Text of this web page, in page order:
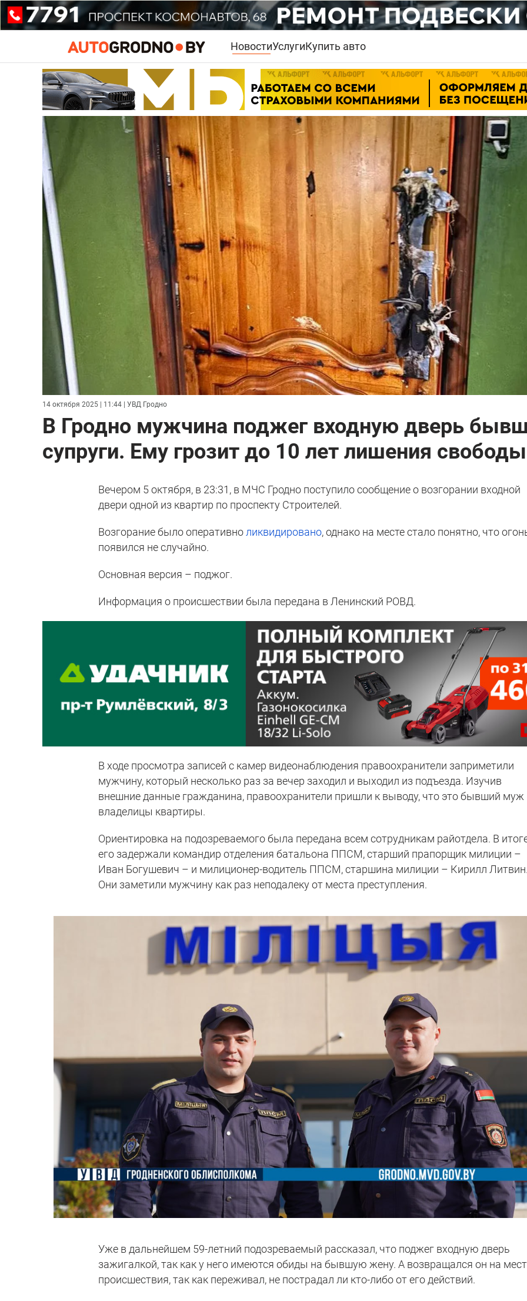
НовостиУслугиКупить авто
14 октября 2025 | 11:44 | УВД Гродно
В Гродно мужчина поджег входную дверь
супруги. Ему грозит до 10 лет лишения свободы
Вечером 5 октября, в 23:31, в МЧС Гродно поступило сообщение о возгорании входной
двери одной из квартир по проспекту Строителей.
Возгорание было оперативно ликвидировано, однако на месте стало понятно, что
появился не случайно.
Основная версия – поджог.
Информация о происшествии была передана в Ленинский РОВД.
В ходе просмотра записей с камер видеонаблюдения правоохранители заприметили
мужчину, который несколько раз за вечер заходил и выходил из подъезда. Изучив
внешние данные гражданина, правоохранители пришли к выводу, что это бывший муж
владелицы квартиры.
Ориентировка на подозреваемого была передана всем сотрудникам райотдела. В
его задержали командир отделения батальона ППСМ, старший прапорщик милиции –
Иван Богушевич – и милиционер-водитель ППСМ, старшина милиции – Кирилл
Они заметили мужчину как раз неподалеку от места преступления.
Уже в дальнейшем 59-летний подозреваемый рассказал, что поджег входную дверь
зажигалкой, так как у него имеются обиды на бывшую жену. А возвращался он на
происшествия, так как переживал, не пострадал ли кто-либо от его действий.